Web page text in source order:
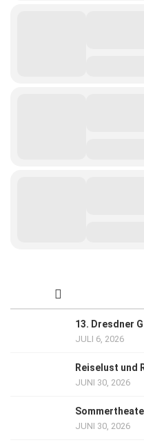
13. Dresdner
JULI 6, 2026
Reiselust und
JUNI 30, 2026
JUNI 30, 2026